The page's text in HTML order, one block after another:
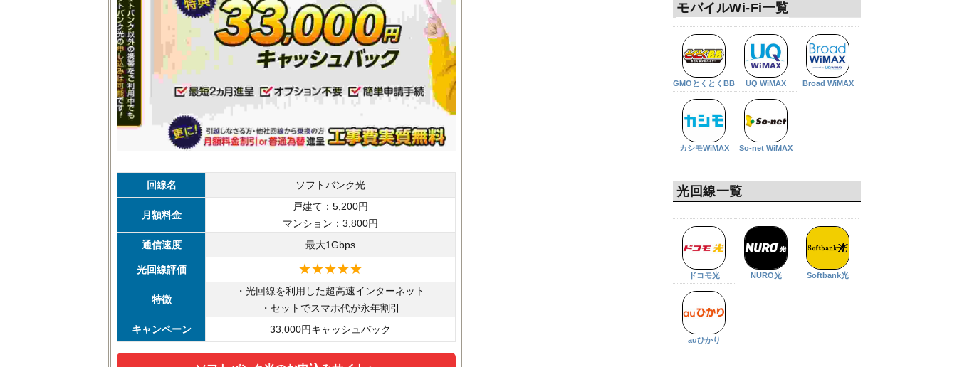
回線名 ソフトバンク光
月額料金
戸建て：5,200円
マンション：3,800円
通信速度
最大1Gbps
光回線評価 ★★★★★
特徴
・光回線を利用した超高速インターネット
・セットでスマホ代が永年割引
キャンペーン
33,000円キャッシュバック
モバイルWi-Fi一覧
GMOとくとくBB UQ WiMAX Broad WiMAX
カシモWiMAX So-net WiMAX
光回線一覧
ドコモ光 NURO光 Softbank光
auひかり